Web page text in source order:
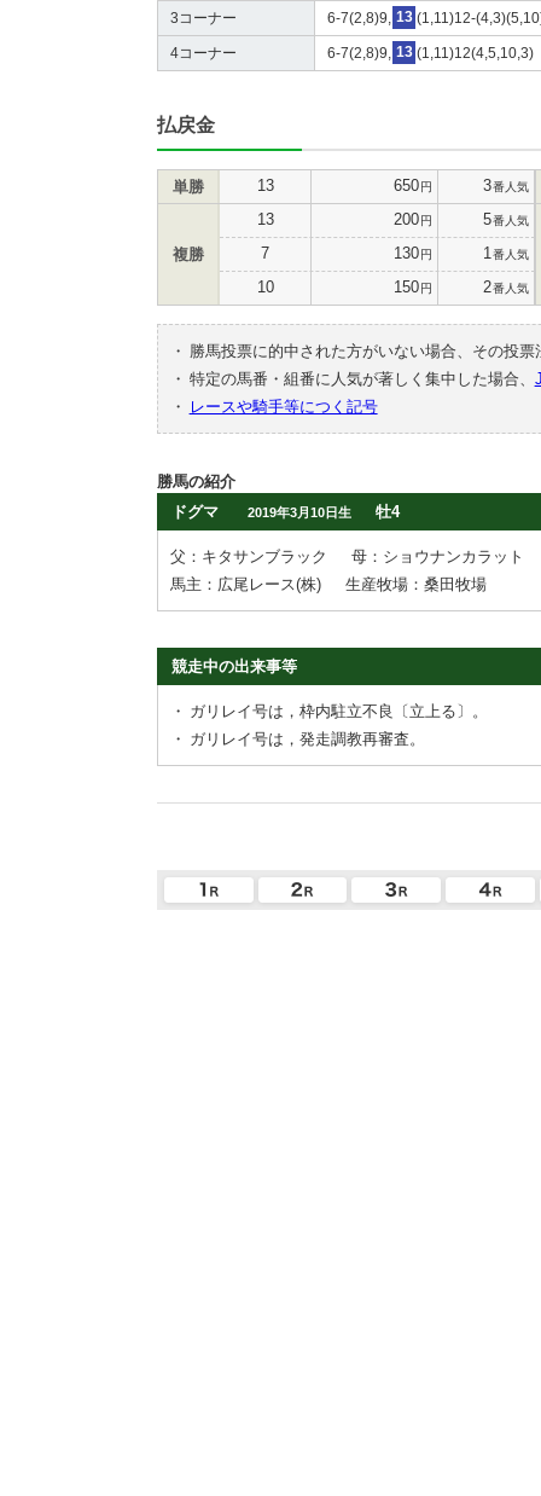
3コーナー 6-7(2,8)9, 13 (1,11)12-
4コーナー 6-7(2,8)9, 13 (1,11)12(4,5,10,3)
払戻金
単勝 13 650円 3番人気
複勝
13 200円 5番人気
7 130円 1 番人気
10 150円 2番人気
・
勝馬投票に的中された方がいない場合、その投
・ 特定の馬番・組番に人気が著しく集中した場合、
・
レースや騎手等につく記号
勝馬の紹介
ドグマ
2019年3月10日生 牡4
父：キタサンブラック
母：ショウナンカラット
馬主：広尾レース(株)
生産牧場：桑田牧場
競走中の出来事等
・ ガリレイ号は，枠内駐立不良〔立上る〕。
・ ガリレイ号は，発走調教再審査。